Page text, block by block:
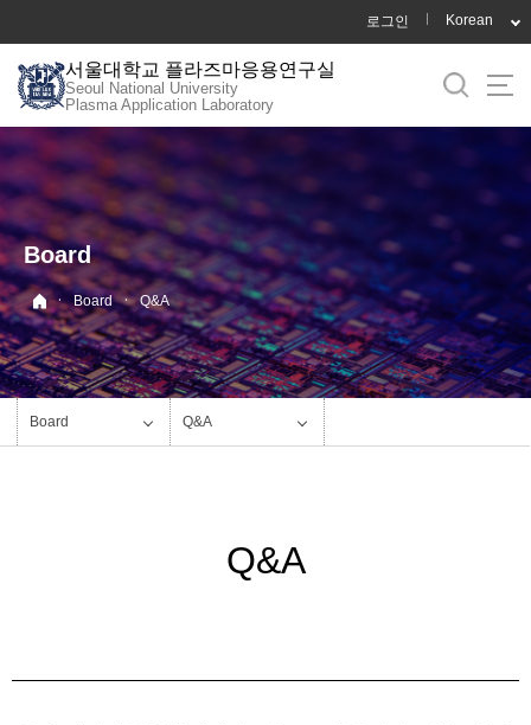
로
메
뉴
로그인 Korean
서울대학교 플라즈마응용연구실
Seoul National University
Plasma Application Laboratory
Board
· Board · Q&A
Board Q&A
Q&A